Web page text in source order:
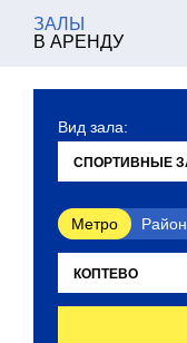
ЗАЛЫ
В АРЕНДУ
Вид зала:
Метро Район